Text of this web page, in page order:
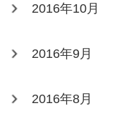
2016年10月
2016年9月
2016年8月